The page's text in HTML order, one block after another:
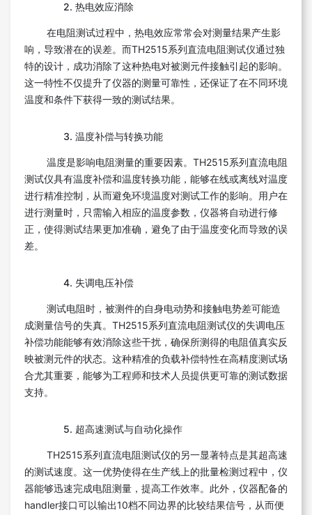
2. 热电效应消除
在电阻测试过程中，热电效应常常会对测量结果产生影
响，导致潜在的误差。而TH2515系列直流电阻测试仪通过独
特的设计，成功消除了这种热电对被测元件接触引起的影响。
这一特性不仅提升了仪器的测量可靠性，还保证了在不同环境
温度和条件下获得一致的测试结果。
3. 温度补偿与转换功能
温度是影响电阻测量的重要因素。TH2515系列直流电阻
测试仪具有温度补偿和温度转换功能，能够在线或离线对温度
进行精准控制，从而避免环境温度对测试工作的影响。用户在
进行测量时，只需输入相应的温度参数，仪器将自动进行修
正，使得测试结果更加准确，避免了由于温度变化而导致的误
差。
4. 失调电压补偿
测试电阻时，被测件的自身电动势和接触电势差可能造
成测量信号的失真。TH2515系列直流电阻测试仪的失调电压
补偿功能能够有效消除这些干扰，确保所测得的电阻值真实反
映被测元件的状态。这种精准的负载补偿特性在高精度测试场
合尤其重要，能够为工程师和技术人员提供更可靠的测试数据
支持。
5. 超高速测试与自动化操作
TH2515系列直流电阻测试仪的另一显著特点是其超高速
的测试速度。这一优势使得在生产线上的批量检测过程中，仪
器能够迅速完成电阻测量，提高工作效率。此外，仪器配备的
handler接口可以输出10档不同边界的比较结果信号，从而便